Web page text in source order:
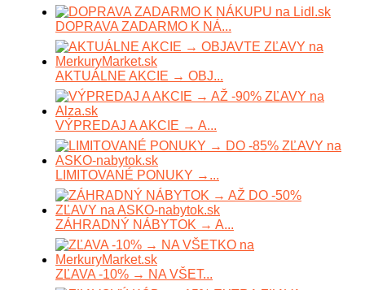
DOPRAVA ZADARMO K NÁ...
AKTUÁLNE AKCIE → OBJ...
VÝPREDAJ A AKCIE → A...
LIMITOVANÉ PONUKY →...
ZÁHRADNÝ NÁBYTOK → A...
ZĽAVA -10% → NA VŠET...